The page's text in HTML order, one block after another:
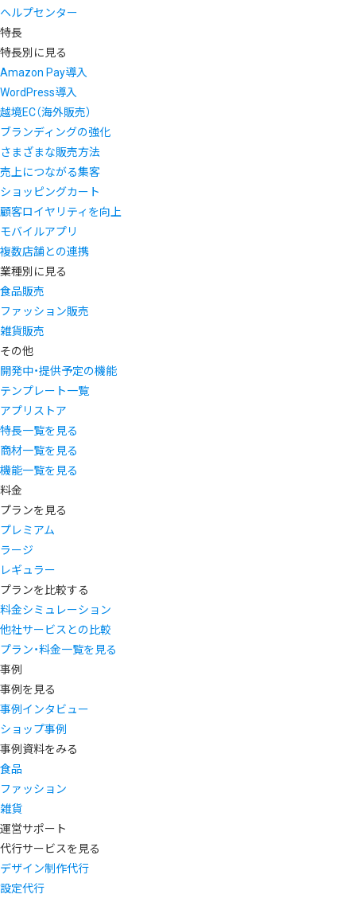
ヘルプセンター
特長
特長別に見る
Amazon Pay導入
WordPress導入
越境EC（海外販売）
ブランディングの強化
さまざまな販売方法
売上につながる集客
ショッピングカート
顧客ロイヤリティを向上
モバイルアプリ
複数店舗との連携
業種別に見る
食品販売
ファッション販売
雑貨販売
その他
開発中・提供予定の機能
テンプレート一覧
アプリストア
特長一覧を見る
商材一覧を見る
機能一覧を見る
料金
プランを見る
プレミアム
ラージ
レギュラー
プランを比較する
料金シミュレーション
他社サービスとの比較
プラン・料金一覧を見る
事例
事例を見る
事例インタビュー
ショップ事例
事例資料をみる
食品
ファッション
雑貨
運営サポート
代行サービスを見る
デザイン制作代行
設定代行